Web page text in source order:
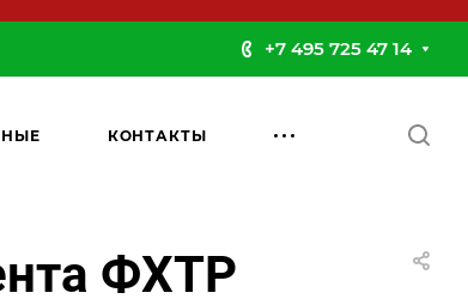
+7 495 725 47 14
КОНТАКТЫ
ФХТР